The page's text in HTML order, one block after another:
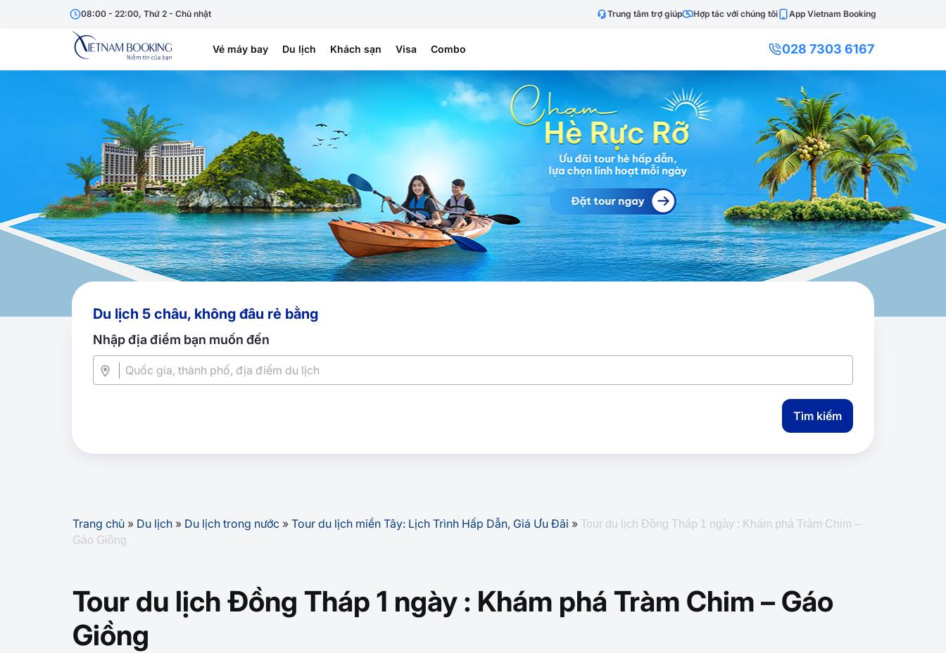
08:00 - 22:00, Thứ 2 - Chủ nhật Trung tâm trợ giúp Hợp tác với chúng tôi App Vietnam Booking
Vé máy bay Du lịch Khách sạn Visa Combo 028 7303 6167
Du lịch 5 châu, không đâu rẻ bằng
Nhập địa điểm bạn muốn đến
Tìm kiếm
Trang chủ » Du lịch » Du lịch trong nước » Tour du lịch miền Tây: Lịch Trình Hấp Dẫn, Giá Ưu Đãi » Tour du lịch Đồng Tháp 1 ngày : Khám phá Tràm Chim –
Gáo Giồng
Tour du lịch Đồng Tháp 1 ngày : Khám phá Tràm Chim – Gáo
Giồng